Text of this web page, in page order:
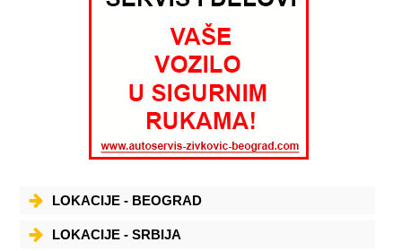
LOKACIJE - BEOGRAD
LOKACIJE - SRBIJA